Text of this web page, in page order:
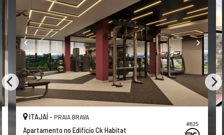
#825
ITAJAÍ - PRAIA BRAVA
Apartamento no Edifício Ck Habitat